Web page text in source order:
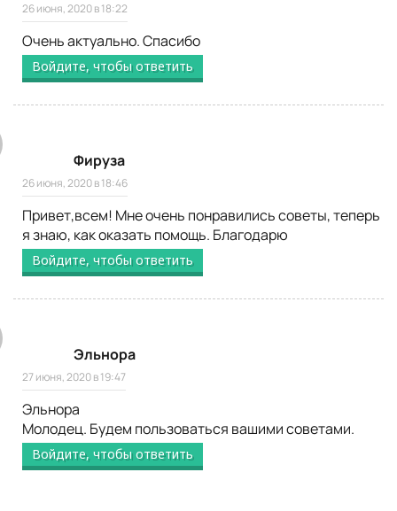
26 июня, 2020 в 18:22
Очень актуально. Спасибо
Войдите, чтобы ответить
Фируза
26 июня, 2020 в 18:46
Привет,всем! Мне очень понравились советы, теперь
я знаю, как оказать помощь. Благодарю
Войдите, чтобы ответить
Эльнора
27 июня, 2020 в 19:47
Эльнора
Молодец. Будем пользоваться вашими советами.
Войдите, чтобы ответить